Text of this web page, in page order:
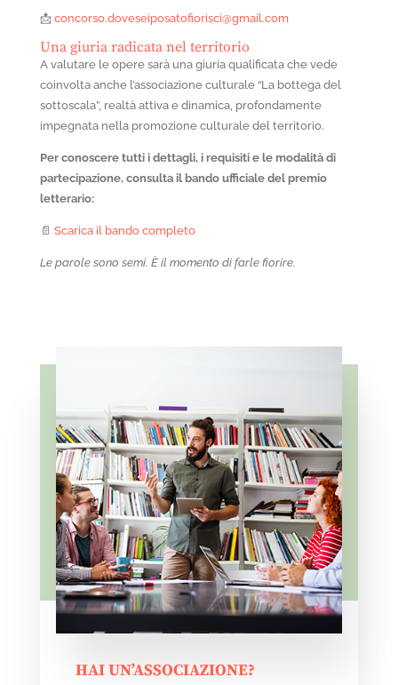
📩 concorso.doveseiposatofiorisci@gmail.com
Una giuria radicata nel territorio
A valutare le opere sarà una giuria qualificata che vede
coinvolta anche l’associazione culturale “La bottega del
sottoscala”, realtà attiva e dinamica, profondamente
impegnata nella promozione culturale del territorio.
Per conoscere tutti i dettagli, i requisiti e le modalità di
partecipazione, consulta il bando ufficiale del premio
letterario:
📄 Scarica il bando completo
Le parole sono semi. È il momento di farle fiorire.
HAI UN’ASSOCIAZIONE?